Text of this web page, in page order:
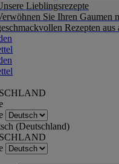
Lieblingsrezepte
Sie Ihren Gaumen
Rezepten aus